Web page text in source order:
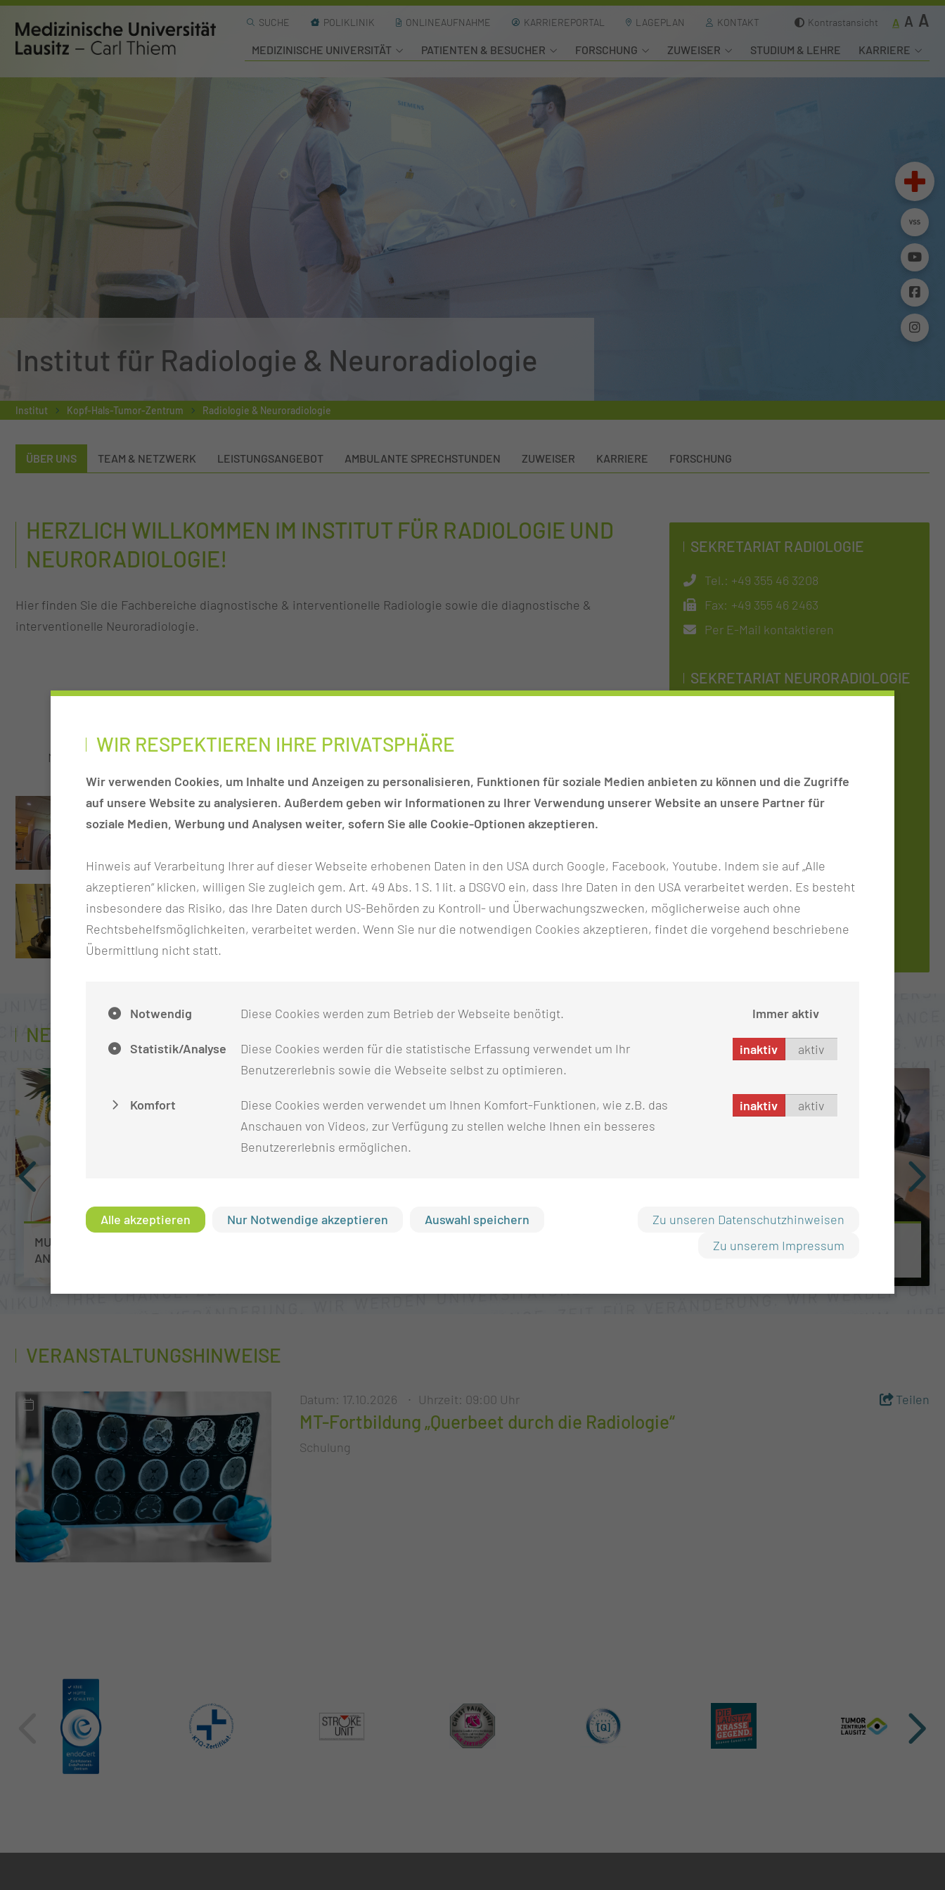
SUCHE POLIKLINIK ONLINEAUFNAHME KARRIEREPORTAL LAGEPLAN KONTAKT Kontrastansicht A A A
MEDIZINISCHE UNIVERSITÄT PATIENTEN & BESUCHER FORSCHUNG ZUWEISER STUDIUM & LEHRE KARRIERE
Institut für Radiologie & Neuroradiologie
Institut Kopf-Hals-Tumor-Zentrum Radiologie & Neuroradiologie
ÜBER UNS TEAM & NETZWERK LEISTUNGSANGEBOT AMBULANTE SPRECHSTUNDEN ZUWEISER KARRIERE FORSCHUNG
SEKRETARIAT RADIOLOGIE
Tel.: +49 355 46 3208
Fax: +49 355 46 2463
Per E-Mail kontaktieren
SEKRETARIAT NEURORADIOLOGIE
ERREICHBARKEIT
08:00 - 15:00 Uhr
SO FINDEN SIE UNS
HERZLICH WILLKOMMEN IM INSTITUT FÜR RADIOLOGIE UND
NEURORADIOLOGIE!
Hier finden Sie die Fachbereiche diagnostische & interventionelle Radiologie sowie die diagnostische &
interventionelle Neuroradiologie.
MRT-Untersuchungen
NEUIGKEITEN AUS DEM INSTITUT
MUL – CT WILL KINDERN (MIT KREBS) DIE
ANGST VOR DER MRT-UNTERSUCHUNG
MUL – CT SCHAFFT ES IN DIE 20-UHR-
VERANSTALTUNGSHINWEISE
Datum: 17.10.2026 Uhrzeit: 09:00 Uhr Teilen
MT-Fortbildung „Querbeet durch die Radiologie“
Schulung
WIR RESPEKTIEREN IHRE PRIVATSPHÄRE
Wir verwenden Cookies, um Inhalte und Anzeigen zu personalisieren, Funktionen für soziale Medien anbieten zu können und die Zugriffe
auf unsere Website zu analysieren. Außerdem geben wir Informationen zu Ihrer Verwendung unserer Website an unsere Partner für
soziale Medien, Werbung und Analysen weiter, sofern Sie alle Cookie-Optionen akzeptieren.
Hinweis auf Verarbeitung Ihrer auf dieser Webseite erhobenen Daten in den USA durch Google, Facebook, Youtube. Indem sie auf „Alle
akzeptieren“ klicken, willigen Sie zugleich gem. Art. 49 Abs. 1 S. 1 lit. a DSGVO ein, dass Ihre Daten in den USA verarbeitet werden. Es besteht
insbesondere das Risiko, das Ihre Daten durch US-Behörden zu Kontroll- und Überwachungszwecken, möglicherweise auch ohne
Rechtsbehelfsmöglichkeiten, verarbeitet werden. Wenn Sie nur die notwendigen Cookies akzeptieren, findet die vorgehend beschriebene
Übermittlung nicht statt.
Notwendig Diese Cookies werden zum Betrieb der Webseite benötigt. Immer aktiv
Statistik/Analyse
Diese Cookies werden für die statistische Erfassung verwendet um Ihr
Benutzererlebnis sowie die Webseite selbst zu optimieren.
inaktiv aktiv
Komfort
Diese Cookies werden verwendet um Ihnen Komfort-Funktionen, wie z.B. das
Anschauen von Videos, zur Verfügung zu stellen welche Ihnen ein besseres
Benutzererlebnis ermöglichen.
inaktiv aktiv
Alle akzeptieren Nur Notwendige akzeptieren Auswahl speichern
Zu unseren Datenschutzhinweisen
Zu unserem Impressum